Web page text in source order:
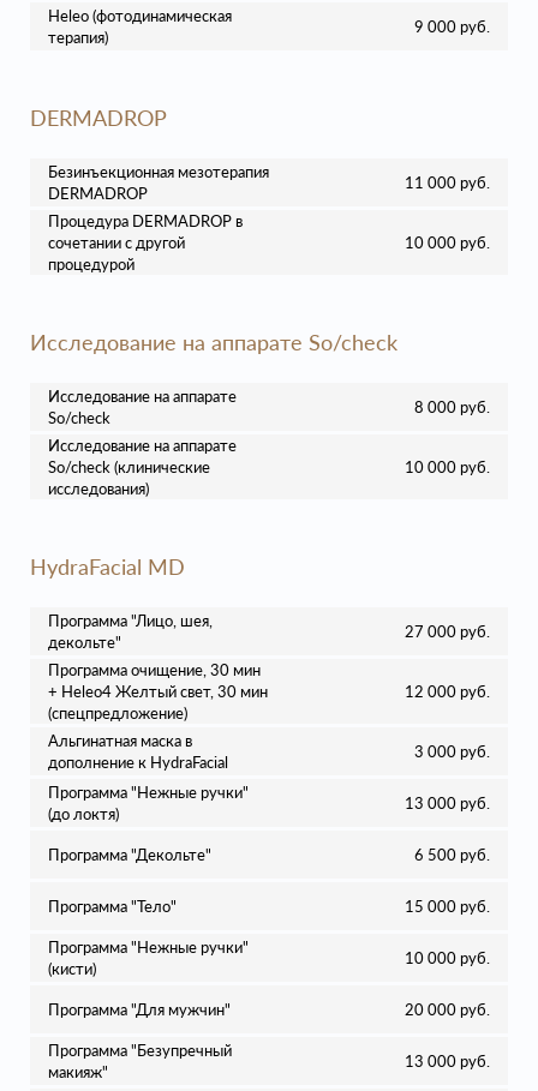
Heleo (фотодинамическая
терапия)
9 000 руб.
DERMADROP
Безинъекционная мезотерапия
DERMADROP
11 000 руб.
Процедура DERMADROP в
сочетании с другой
процедурой
10 000 руб.
Исследование на аппарате So/check
Исследование на аппарате
So/check
8 000 руб.
Исследование на аппарате
So/check (клинические
исследования)
10 000 руб.
HydraFacial MD
Программа "Лицо, шея,
декольте"
27 000 руб.
Программа очищение, 30 мин
+ Heleo4 Желтый свет, 30 мин
(спецпредложение)
12 000 руб.
Альгинатная маска в
дополнение к HydraFacial
3 000 руб.
Программа "Нежные ручки"
(до локтя)
13 000 руб.
Программа "Декольте" 6 500 руб.
Программа "Тело" 15 000 руб.
Программа "Нежные ручки"
(кисти)
10 000 руб.
Программа "Для мужчин" 20 000 руб.
Программа "Безупречный
макияж"
13 000 руб.